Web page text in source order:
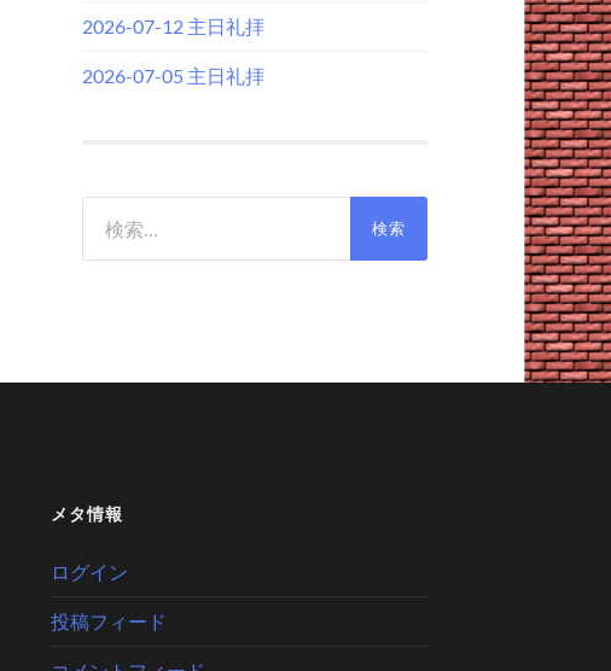
2026-07-12 主日礼拝
2026-07-05 主日礼拝
メタ情報
ログイン
投稿フィード